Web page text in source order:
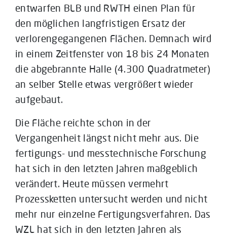
entwarfen BLB und RWTH einen Plan für
den möglichen langfristigen Ersatz der
verlorengegangenen Flächen. Demnach wird
in einem Zeitfenster von 18 bis 24 Monaten
die abgebrannte Halle (4.300 Quadratmeter)
an selber Stelle etwas vergrößert wieder
aufgebaut.
Die Fläche reichte schon in der
Vergangenheit längst nicht mehr aus. Die
fertigungs- und messtechnische Forschung
hat sich in den letzten Jahren maßgeblich
verändert. Heute müssen vermehrt
Prozessketten untersucht werden und nicht
mehr nur einzelne Fertigungsverfahren. Das
WZL hat sich in den letzten Jahren als